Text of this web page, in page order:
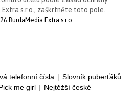
s.r.o. , zaškrtněte toto pole.
BurdaMedia Extra s.r.o.
telefonní čísla | Slovník puberťáků
me girl | Nejtěžší české